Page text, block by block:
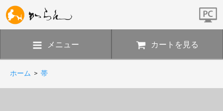
メニュー カートを見る
ホーム > 帯